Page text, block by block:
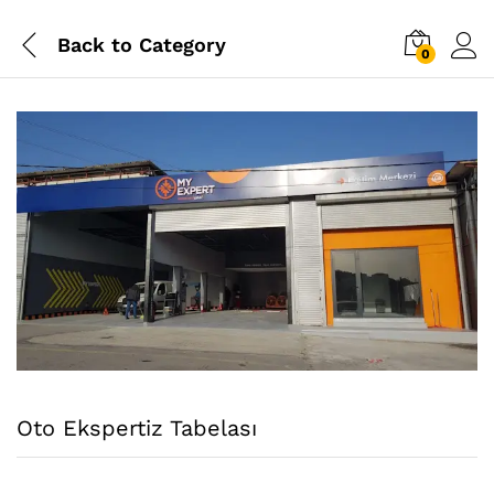
Back to Category 0
Oto Ekspertiz Tabelası